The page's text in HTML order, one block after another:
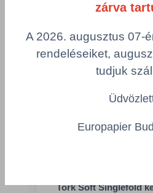
Tork Soft Singlefold
zárva
A 2026. augusztus 07-
rendeléseiket,
tudjuk
Europapier